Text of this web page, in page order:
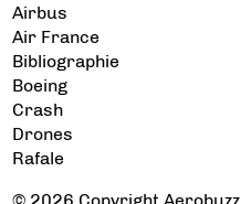
Airbus
Air France
Bibliographie
Boeing
Crash
Drones
Rafale
© 2026 Copyright Aerobuzz.